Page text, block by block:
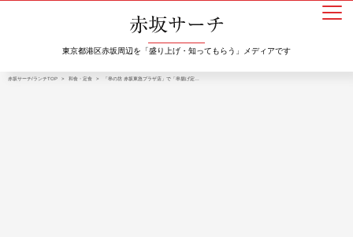
東京都港区赤坂周辺を「盛り上げ・知ってもらう」メディアです
赤坂サーチ/ランチTOP > 和食・定食 > 「串の坊 赤坂東急プラザ店」で「串揚げ定…